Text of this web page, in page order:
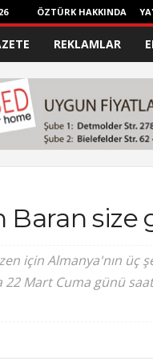
ÖZTÜRK HAKKINDA
REKLAMLAR
Baran size
için Almanya'nın üç
22 Mart Cuma günü